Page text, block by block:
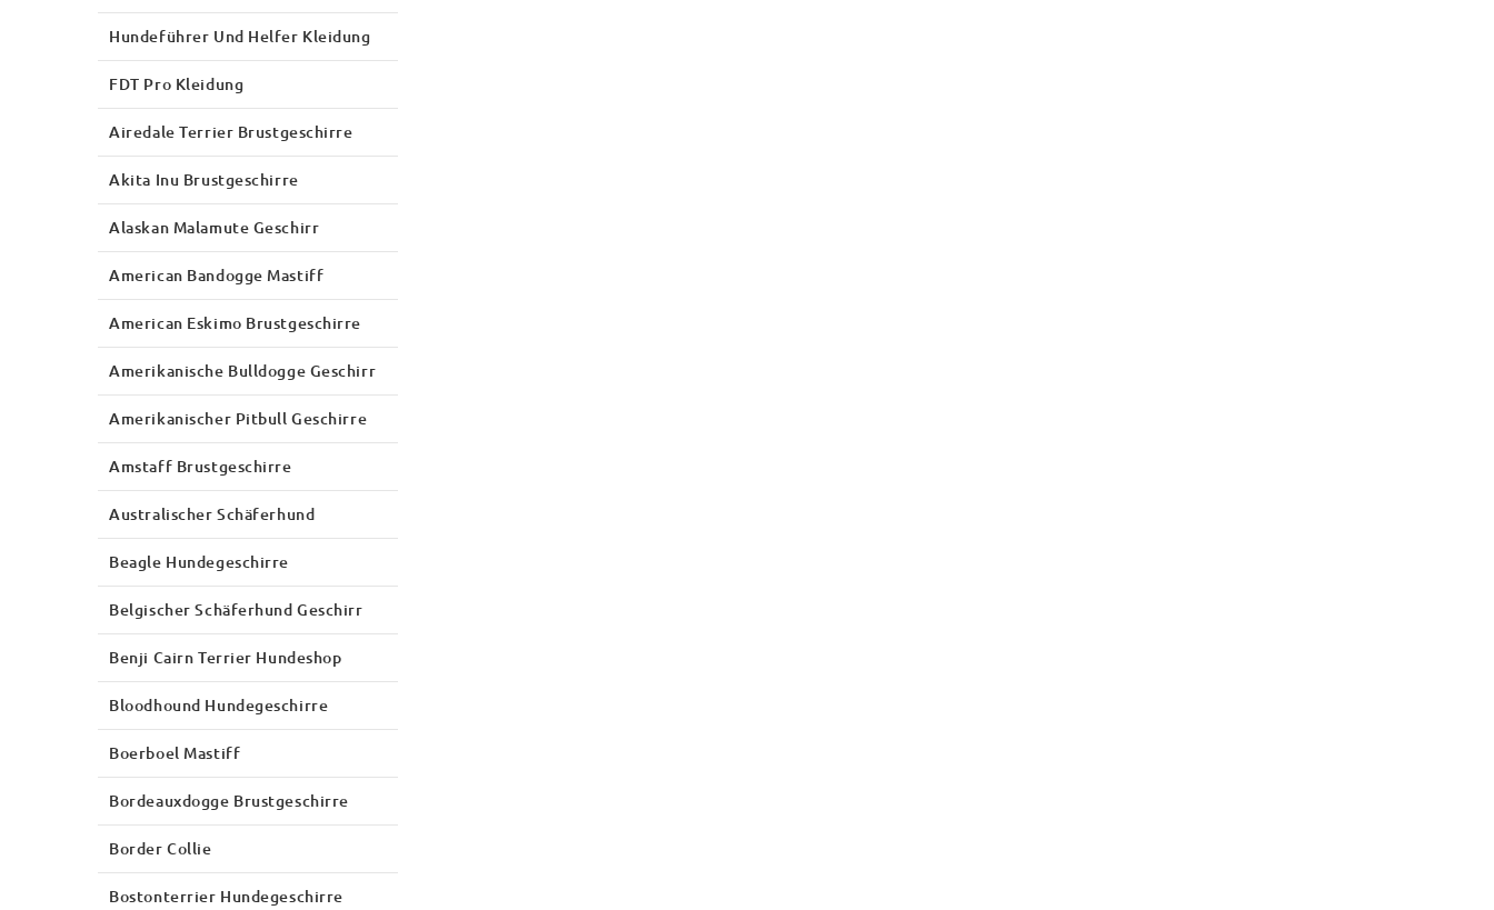
Hundeführer Und Helfer Kleidung
FDT Pro Kleidung
Airedale Terrier Brustgeschirre
Akita Inu Brustgeschirre
Alaskan Malamute Geschirr
American Bandogge Mastiff
American Eskimo Brustgeschirre
Amerikanische Bulldogge Geschirr
Amerikanischer Pitbull Geschirre
Amstaff Brustgeschirre
Australischer Schäferhund
Beagle Hundegeschirre
Belgischer Schäferhund Geschirr
Benji Cairn Terrier Hundeshop
Bloodhound Hundegeschirre
Boerboel Mastiff
Bordeauxdogge Brustgeschirre
Border Collie
Bostonterrier Hundegeschirre